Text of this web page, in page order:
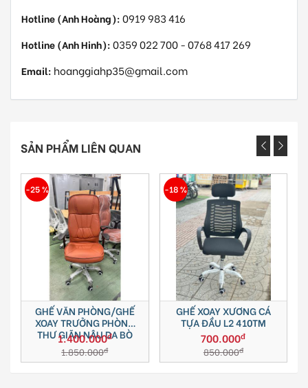
Hotline (Anh Hoàng):0919 983 416
Hotline (Anh Hinh):0359 022 700-0768 417 269
Email: hoanggiahp35@gmail.com
SẢN PHẨM LIÊN QUAN
-25 %
GHẾ VĂN PHÒNG/GHẾ
XOAY TRƯỞNG PHÒNG
THƯ GIÃN NÂU DA BÒ
1.400.000đ
1.850.000đ
-18 %
GHẾ XOAY XƯƠNG CÁ
TỰA ĐẦU L2 410TM
700.000đ
850.000đ